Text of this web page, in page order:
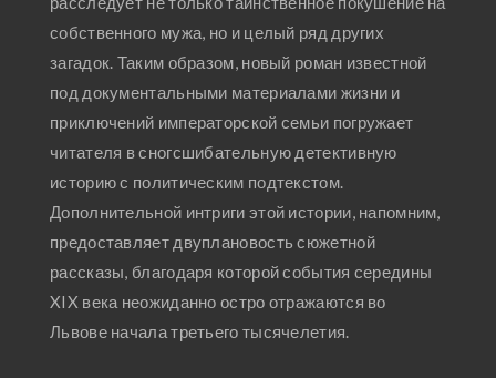
собственного мужа, но и целый ряд других
загадок. Таким образом, новый роман известной
под документальными материалами жизни и
приключений императорской семьи погружает
читателя в сногсшибательную детективную
историю с политическим подтекстом.
Дополнительной интриги этой истории, напомним,
предоставляет двуплановость сюжетной
рассказы, благодаря которой события середины
XIX века неожиданно остро отражаются во
Львове начала третьего тысячелетия.